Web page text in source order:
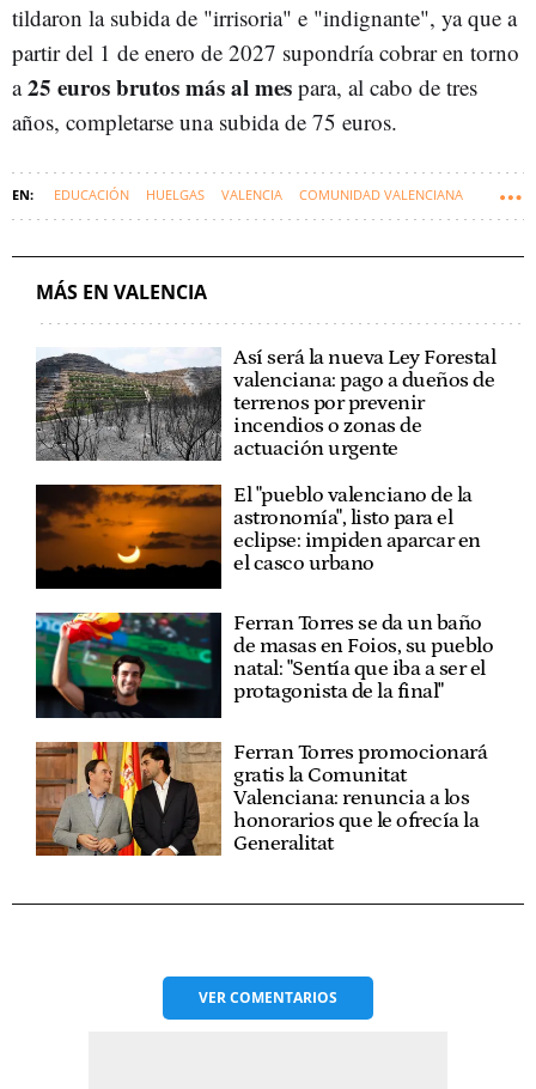
tildaron la subida de "irrisoria" e "indignante", ya que a
partir del 1 de enero de 2027 supondría cobrar en torno
a25 euros brutos más al mes para, al cabo de tres
años, completarse una subida de 75 euros.
EDUCACIÓN HUELGAS VALENCIA COMUNIDAD VALENCIANA
MÁS EN VALENCIA
Así será la nueva Ley Forestal
valenciana: pago a dueños de
terrenos por prevenir
incendios o zonas de
actuación urgente
El "pueblo valenciano de la
astronomía", listo para el
eclipse: impiden aparcar en
el casco urbano
Ferran Torres se da un baño
de masas en Foios, su pueblo
natal: "Sentía que iba a ser el
protagonista de la final"
Ferran Torres promocionará
gratis la Comunitat
Valenciana: renuncia a los
honorarios que le ofrecía la
Generalitat
VERCOMENTARIOS